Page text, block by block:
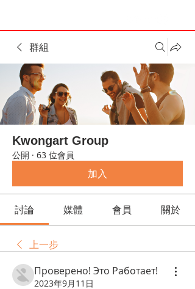
群組
Kwongart Group
公開 · 63 位會員
加入
討論 媒體 會員 關於
上一步
Проверено! Это Работает!
2023年9月11日